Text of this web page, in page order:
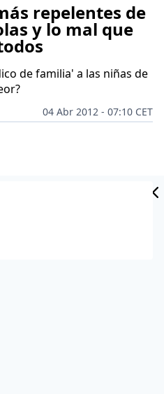
repelentes de
y lo mal que
de familia' a las niñas de
04 Abr 2012 - 07:10 CET
en una serie es garantía
El problema es